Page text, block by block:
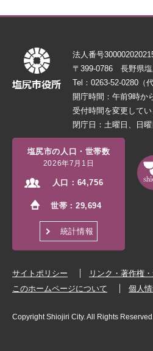
法人番号
〒399-0786 長野県
Tel：0263-52-0280（代
開庁時間：午前9時か
受付時間を変更してい
閉庁日：土曜日、日
塩尻市の人口・世帯数
2026年7月1日
人口： 64,756
世帯：29,694
統計情報
サイトポリシー
リンク・著作権
このホームページについて
個人
Copyright Shiojiri City. All Rights